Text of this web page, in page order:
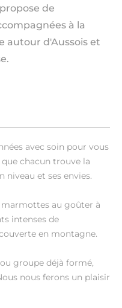
de
à la
autour d'Aussois et
avec soin pour vous
chacun trouve la
niveau et ses envies.
marmottes au goûter à
intenses de
en montagne.
groupe déjà formé,
nous ferons un plaisir